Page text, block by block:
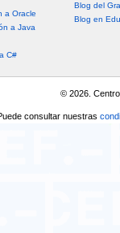
a Oracle
a Java
C#
Blog del
Blog en
© 2026.
consultar nuestras